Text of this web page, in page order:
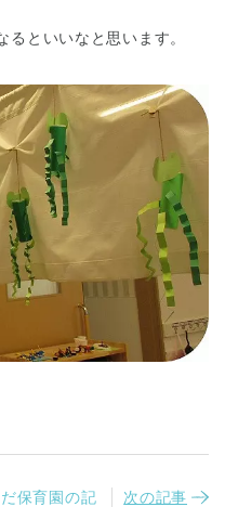
千葉県 全域
埼玉県 全域
兵庫県 全域
といいなと思います。
保育園の記
次の記事